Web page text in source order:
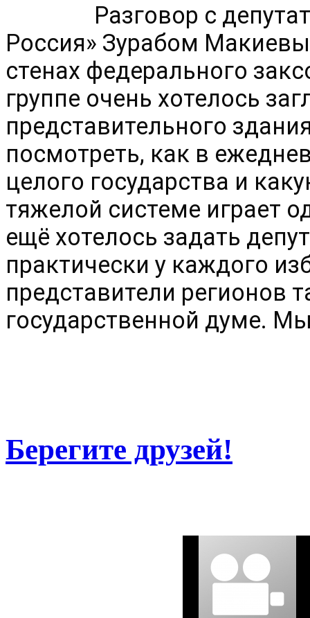
Разговор с
Россия» Зурабом
стенах федерального
группе очень хотелось
представительного
посмотреть, как в
целого государства и
тяжелой системе играет
ещё хотелось задать
практически у каждого
представители регионов
государственной думе.
Берегите друзей!